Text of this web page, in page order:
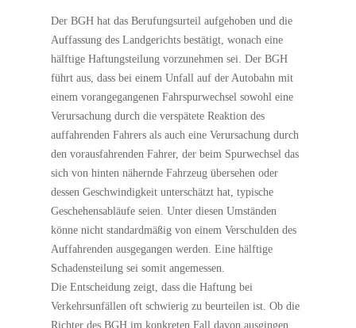
Der BGH hat das Berufungsurteil aufgehoben und die
Auffassung des Landgerichts bestätigt, wonach eine
hälftige Haftungsteilung vorzunehmen sei. Der BGH
führt aus, dass bei einem Unfall auf der Autobahn mit
einem vorangegangenen Fahrspurwechsel sowohl eine
Verursachung durch die verspätete Reaktion des
auffahrenden Fahrers als auch eine Verursachung durch
den vorausfahrenden Fahrer, der beim Spurwechsel das
sich von hinten nähernde Fahrzeug übersehen oder
dessen Geschwindigkeit unterschätzt hat, typische
Geschehensabläufe seien. Unter diesen Umständen
könne nicht standardmäßig von einem Verschulden des
Auffahrenden ausgegangen werden. Eine hälftige
Schadensteilung sei somit angemessen.
Die Entscheidung zeigt, dass die Haftung bei
Verkehrsunfällen oft schwierig zu beurteilen ist. Ob die
Richter des BGH im konkreten Fall davon ausgingen,